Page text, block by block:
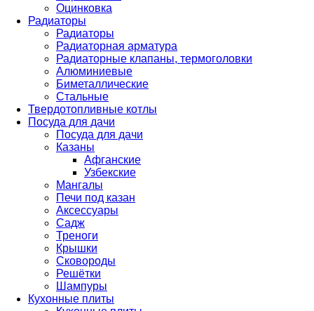
Оцинковка
Радиаторы
Радиаторы
Радиаторная арматура
Радиаторные клапаны, термоголовки
Алюминиевые
Биметаллические
Стальные
Твердотопливные котлы
Посуда для дачи
Посуда для дачи
Казаны
Афганские
Узбекские
Мангалы
Печи под казан
Аксессуары
Садж
Треноги
Крышки
Сковороды
Решётки
Шампуры
Кухонные плиты